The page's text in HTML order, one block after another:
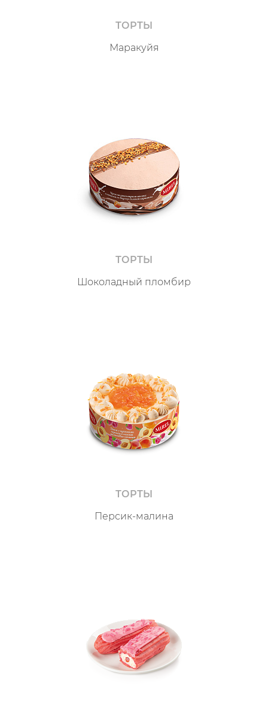
ТОРТЫ
Маракуйя
ТОРТЫ
Шоколадный пломбир
ТОРТЫ
Персик-малина